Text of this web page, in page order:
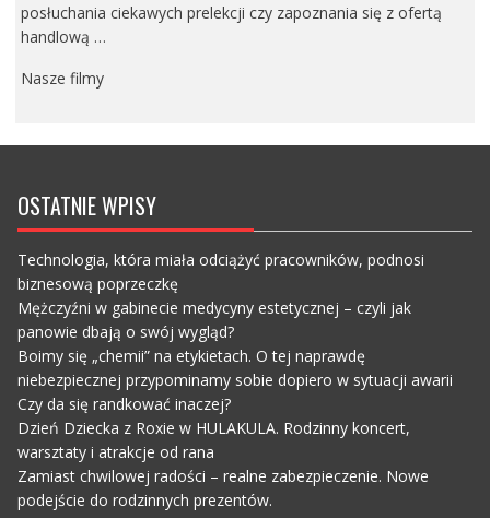
posłuchania ciekawych prelekcji czy zapoznania się z ofertą
handlową …
Nasze filmy
OSTATNIE WPISY
Technologia, która miała odciążyć pracowników, podnosi
biznesową poprzeczkę
Mężczyźni w gabinecie medycyny estetycznej – czyli jak
panowie dbają o swój wygląd?
Boimy się „chemii” na etykietach. O tej naprawdę
niebezpiecznej przypominamy sobie dopiero w sytuacji awarii
Czy da się randkować inaczej?
Dzień Dziecka z Roxie w HULAKULA. Rodzinny koncert,
warsztaty i atrakcje od rana
Zamiast chwilowej radości – realne zabezpieczenie. Nowe
podejście do rodzinnych prezentów.